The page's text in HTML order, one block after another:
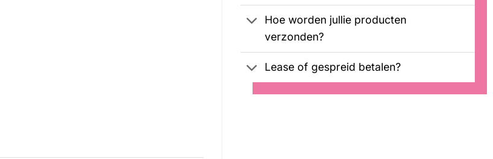
Hoe worden jullie producten
verzonden?
Lease of gespreid betalen?